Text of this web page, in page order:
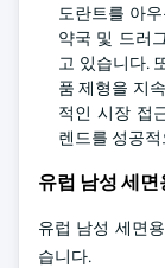
도란트를 아
약국 및 드러
고 있습니다.
품 제형을 지
적인 시장 접
렌드를 성공
유럽 남성 세
유럽 남성 세면
습니다.